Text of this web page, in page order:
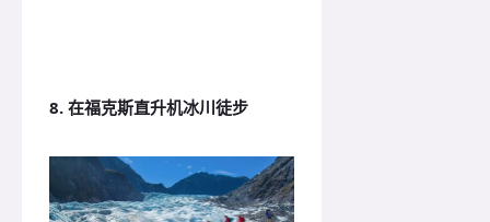
8. 在福克斯直升机冰川徒步